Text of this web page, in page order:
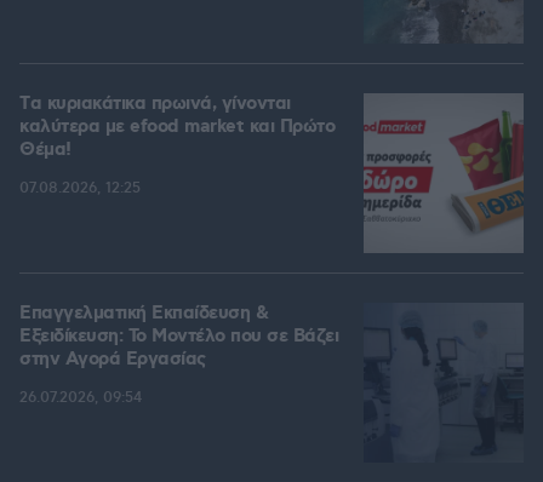
Tα κυριακάτικα πρωινά, γίνονται
καλύτερα με efood market και Πρώτο
Θέμα!
07.08.2026, 12:25
Επαγγελματική Εκπαίδευση &
Εξειδίκευση: Το Mοντέλο που σε Bάζει
στην Aγορά Eργασίας
26.07.2026, 09:54